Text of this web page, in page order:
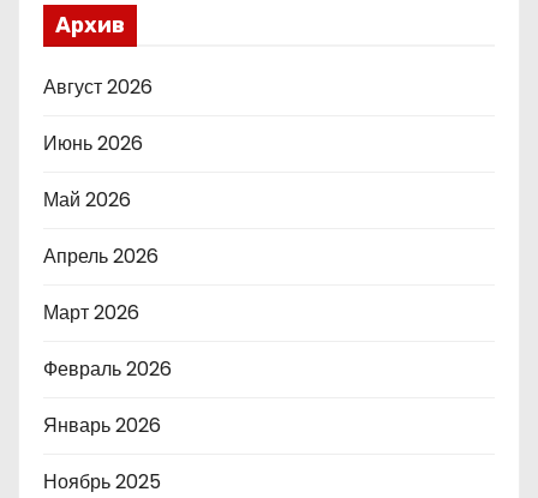
Архив
Август 2026
Июнь 2026
Май 2026
Апрель 2026
Март 2026
Февраль 2026
Январь 2026
Ноябрь 2025